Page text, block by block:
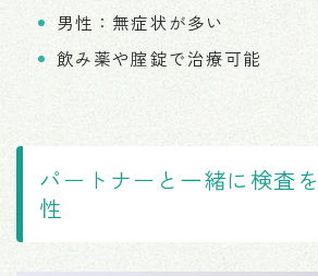
男性：無症状が多い
飲み薬や腟錠で治療可能
パートナーと一緒に検査
性